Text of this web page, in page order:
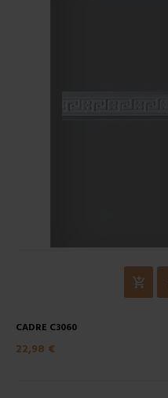
CADRE C3060
22,98 €